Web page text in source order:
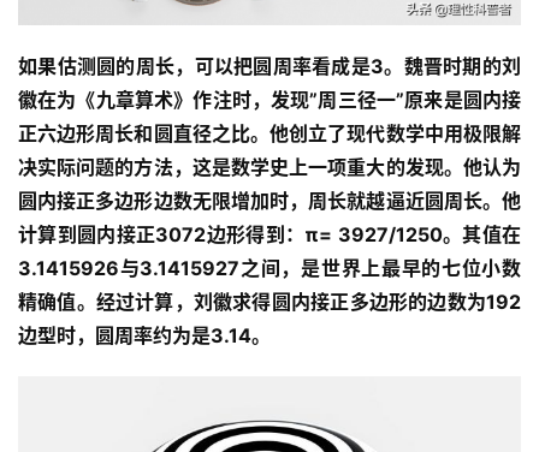
如果估测圆的周长，可以把圆周率看成是3。魏晋时期的刘
徽在为《九章算术》作注时，发现”周三径一”原来是圆内接
正六边形周长和圆直径之比。他创立了现代数学中用极限解
决实际问题的方法，这是数学史上一项重大的发现。他认为
圆内接正多边形边数无限增加时，周长就越逼近圆周长。他
计算到圆内接正3072边形得到：π= 3927/1250。其值在
3.1415926与3.1415927之间，是世界上最早的七位小数
精确值。经过计算，刘徽求得圆内接正多边形的边数为192
边型时，圆周率约为是3.14。